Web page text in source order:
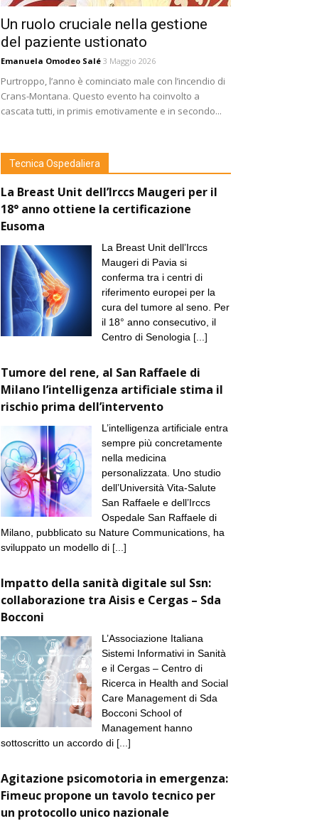
Un ruolo cruciale nella gestione
del paziente ustionato
Emanuela Omodeo Salé 3 Maggio 2026
Purtroppo, l’anno è cominciato male con l’incendio di
Crans-Montana. Questo evento ha coinvolto a
cascata tutti, in primis emotivamente e in secondo...
Tecnica Ospedaliera
La Breast Unit dell’Irccs Maugeri per il
18° anno ottiene la certificazione
Eusoma
La Breast Unit dell’Irccs
Maugeri di Pavia si
conferma tra i centri di
riferimento europei per la
cura del tumore al seno. Per
il 18° anno consecutivo, il
Centro di Senologia [...]
Tumore del rene, al San Raffaele di
Milano l’intelligenza artificiale stima il
rischio prima dell’intervento
L’intelligenza artificiale entra
sempre più concretamente
nella medicina
personalizzata. Uno studio
dell’Università Vita-Salute
San Raffaele e dell’Irccs
Ospedale San Raffaele di
Milano, pubblicato su Nature Communications, ha
sviluppato un modello di [...]
Impatto della sanità digitale sul Ssn:
collaborazione tra Aisis e Cergas – Sda
Bocconi
L’Associazione Italiana
Sistemi Informativi in Sanità
e il Cergas – Centro di
Ricerca in Health and Social
Care Management di Sda
Bocconi School of
Management hanno
sottoscritto un accordo di [...]
Agitazione psicomotoria in emergenza:
Fimeuc propone un tavolo tecnico per
un protocollo unico nazionale